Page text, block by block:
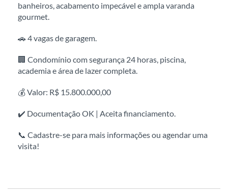
banheiros, acabamento impecável e ampla varanda
gourmet.
🚗 4 vagas de garagem.
🏢 Condomínio com segurança 24 horas, piscina,
academia e área de lazer completa.
💰 Valor: R$ 15.800.000,00
✔️ Documentação OK | Aceita financiamento.
📞 Cadastre-se para mais informações ou agendar uma
visita!